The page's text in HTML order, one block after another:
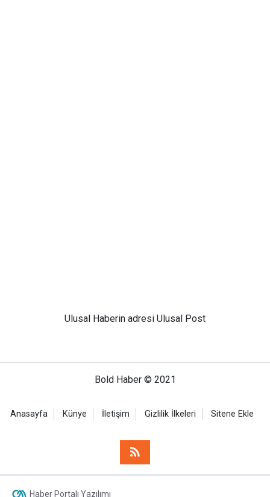
Ulusal Haberin adresi Ulusal Post
Bold Haber © 2021
Anasayfa Künye İletişim Gizlilik İlkeleri Sitene Ekle
Haber Portalı Yazılımı